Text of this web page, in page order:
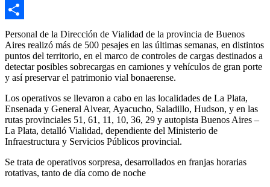
Email
Compartir
Personal de la Dirección de Vialidad de la provincia de Buenos
Aires realizó más de 500 pesajes en las últimas semanas, en distintos
puntos del territorio, en el marco de controles de cargas destinados a
detectar posibles sobrecargas en camiones y vehículos de gran porte
y así preservar el patrimonio vial bonaerense.
Los operativos se llevaron a cabo en las localidades de La Plata,
Ensenada y General Alvear, Ayacucho, Saladillo, Hudson, y en las
rutas provinciales 51, 61, 11, 10, 36, 29 y autopista Buenos Aires –
La Plata, detalló Vialidad, dependiente del Ministerio de
Infraestructura y Servicios Públicos provincial.
Se trata de operativos sorpresa, desarrollados en franjas horarias
rotativas, tanto de día como de noche